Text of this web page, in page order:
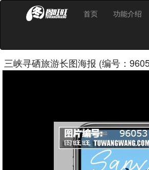
首页 功能介绍
三峡寻硒旅游长图海报 (编号：